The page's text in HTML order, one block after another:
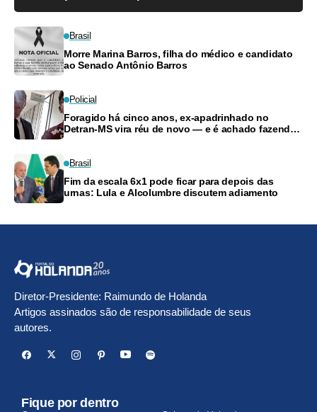
Brasil
Morre Marina Barros, filha do médico e candidato
ao Senado Antônio Barros
Policial
Foragido há cinco anos, ex-apadrinhado no
Detran-MS vira réu de novo — e é achado fazendo
Brasil
Fim da escala 6x1 pode ficar para depois das
urnas: Lula e Alcolumbre discutem adiamento
Diretor-Presidente: Raimundo de Holanda
Artigos assinados são de responsabilidade de seus
autores.
Fique por dentro